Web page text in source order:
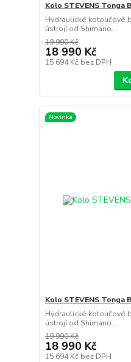
Kolo STEVENS Tonga
Hydraulické kotoučové
ústrojí od Shimano....
19 990 Kč
18 990 Kč
15 694 Kč bez DPH
Novinka
Kolo STEVENS Tonga
Hydraulické kotoučové
ústrojí od Shimano....
19 990 Kč
18 990 Kč
15 694 Kč bez DPH